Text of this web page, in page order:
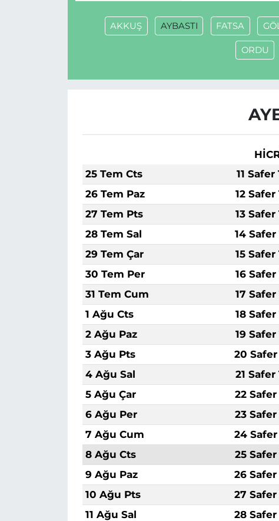
AKKUŞ AYBASTI FATSA
ORDU
25 Tem Cts
11 Safer
26 Tem Paz
12 Safer
27 Tem Pts
13 Safer
28 Tem Sal
14 Safer
29 Tem Çar
15 Safer
30 Tem Per
16 Safer
31 Tem Cum
17 Safer
1 Ağu Cts
18 Safer
2 Ağu Paz
19 Safer
3 Ağu Pts
20
4 Ağu Sal
21 Safer
5 Ağu Çar
22
6 Ağu Per
23
7 Ağu Cum
24
8 Ağu Cts
25
9 Ağu Paz
26 Safer
10 Ağu Pts
27 Safer
11 Ağu Sal
28 Safer